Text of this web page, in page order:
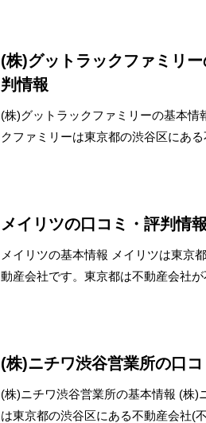
(株)グットラックファミリ
判情報
(株)グットラックファミリーの基本情
クファミリーは東京都の渋谷区にあ
メイリツの口コミ・評判情
メイリツの基本情報 メイリツは東京
動産会社です。東京都は不動産会社
(株)ニチワ渋谷営業所の口
(株)ニチワ渋谷営業所の基本情報 (株)
は東京都の渋谷区にある不動産会社(